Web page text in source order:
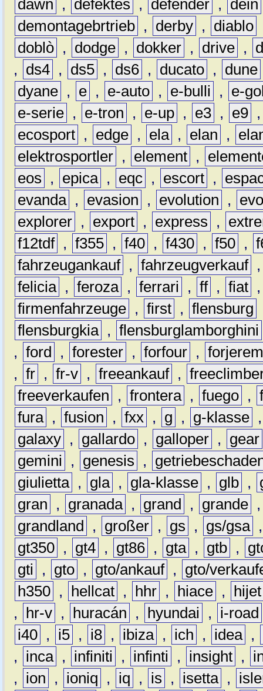
dawn , defektes , defender , dein
demontagebrtrieb , derby , diablo
doblò , dodge , dokker , drive ,
,
ds4 , ds5 , ds6 , ducato , dune
dyane , e , e-auto , e-bulli ,
e-
e-serie , e-tron , e-up , e3 , e9
ecosport , edge , ela , elan ,
elektrosportler , element ,
eos
, epica , eqc , escort ,
evanda , evasion , evolution ,
explorer , export , express ,
f12tdf , f355 , f40 , f430 , f50 ,
fahrzeugankauf , fahrzeugverkauf
felicia , feroza , ferrari , ff , fiat
firmenfahrzeuge , first , flensburg
flensburgkia , flensburglamborghini
, ford , forester , forfour ,
, fr , fr-v , freeankauf ,
freeverkaufen
, frontera , fuego ,
fura , fusion , fxx , g , g-klasse
galaxy , gallardo , galloper ,
gear
gemini
, genesis ,
giulietta , gla , gla-klasse , glb ,
gran
, granada , grand , grande
grandland
, großer , gs , gs/gsa
gt350 , gt4 , gt86 , gta , gtb ,
gti
, gto , gto/ankauf ,
gto/
h350 , hellcat , hhr , hiace ,
hijet
,
hr-v , huracán , hyundai ,
i-road
i40 , i5 , i8 , ibiza , ich , idea ,
,
inca , infiniti , infinti , insight ,
,
ion , ioniq , iq , is , isetta ,